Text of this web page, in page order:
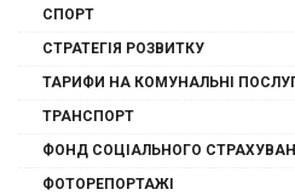
СПОРТ
СТРАТЕГІЯ РОЗВИТКУ
ТАРИФИ НА КОМУНАЛЬНІ
ТРАНСПОРТ
ФОНД СОЦІАЛЬНОГО
ФОТОРЕПОРТАЖІ